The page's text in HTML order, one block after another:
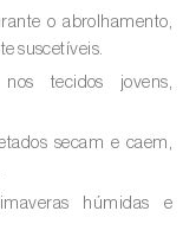
o abrolhamento,
suscetíveis.
tecidos jovens,
secam e caem,
húmidas e